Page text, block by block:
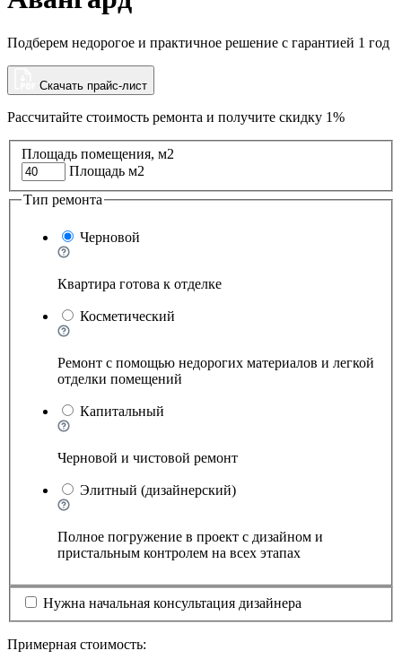
Подберем недорогое и практичное решение с гарантией 1 год
Скачать прайс-лист
Рассчитайте стоимость ремонта и получите скидку 1%
Площадь помещения, м2
Площадь м2
Тип ремонта
Черновой
Квартира готова к отделке
Косметический
Ремонт с помощью недорогих материалов и легкой
отделки помещений
Капитальный
Черновой и чистовой ремонт
Элитный (дизайнерский)
Полное погружение в проект с дизайном и
пристальным контролем на всех этапах
Нужна начальная консультация дизайнера
Примерная стоимость: